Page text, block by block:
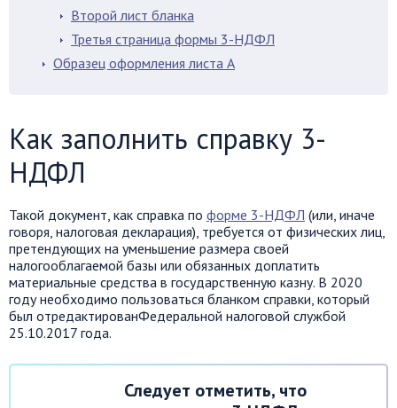
Второй лист бланка
Третья страница формы 3-НДФЛ
Образец оформления листа А
Как заполнить справку 3-
НДФЛ
Такой документ, как справка по форме 3-НДФЛ (или, иначе
говоря, налоговая декларация), требуется от физических лиц,
претендующих на уменьшение размера своей
налогооблагаемой базы или обязанных доплатить
материальные средства в государственную казну. В 2020
году необходимо пользоваться бланком справки, который
был отредактированФедеральной налоговой службой
25.10.2017 года.
Следует отметить, что